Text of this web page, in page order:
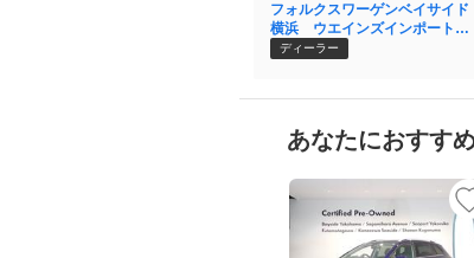
フォルクスワーゲンベイサイド
横浜 ウエインズインポート横
浜（株）
ディーラー
あなたにおすす